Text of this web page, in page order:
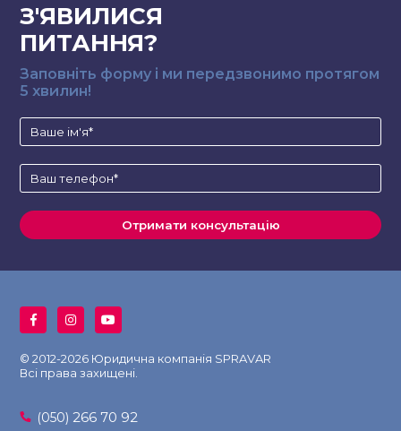
З'ЯВИЛИСЯ
ПИТАННЯ?
Заповніть форму і ми передзвонимо протягом
5 хвилин!
© 2012-2026 Юридична компанія SPRAVAR
Всі права захищені.
(050)266 70 92